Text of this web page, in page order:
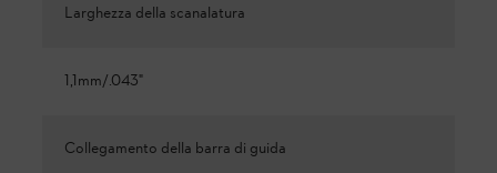
Larghezza della scanalatura
1,1mm/.043"
Collegamento della barra di guida